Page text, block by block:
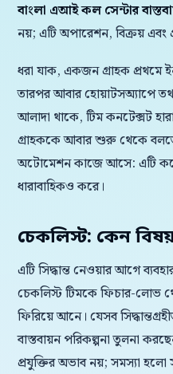
বাংলা এআই কল সেন্টার
নয়; এটি অপারেশন, বিক্রয় এবং
ধরা যাক, একজন গ্রাহক
তারপর আবার হোয়াটসঅ্যাপে তথ্য
আলাদা থাকে, টিম কনটেক্সট
গ্রাহককে আবার শুরু থেকে
অটোমেশন কাজে আসে: এটি
ধারাবাহিকও করে।
চেকলিস্ট: কেন
এটি সিদ্ধান্ত নেওয়ার আগে
চেকলিস্ট টিমকে ফিচার-লোভ
ফিরিয়ে আনে। যেসব
বাস্তবায়ন পরিকল্পনা তুলনা
প্রযুক্তির অভাব নয়; সমস্যা হলো